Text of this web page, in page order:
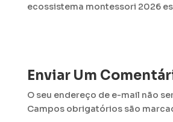
ecossistema montessori 2026
Enviar Um
O seu endereço de e-mail não
Campos obrigatórios são